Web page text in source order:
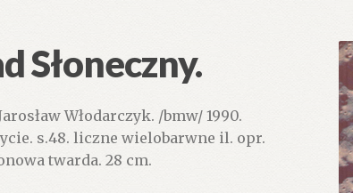
Słoneczny.
Włodarczyk. /bmw/ 1990.
s.48. liczne wielobarwne il. opr.
twarda. 28 cm.